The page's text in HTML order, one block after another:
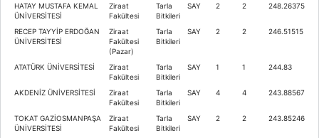
HATAY MUSTAFA KEMAL
ÜNİVERSİTESİ
Ziraat
Fakültesi
Tarla
Bitkileri
SAY 2 2 248.26375
RECEP TAYYİP ERDOĞAN
ÜNİVERSİTESİ
Ziraat
Fakültesi
(Pazar)
Tarla
Bitkileri
SAY 2 2 246.51515
ATATÜRK ÜNİVERSİTESİ
Ziraat
Fakültesi
Tarla
Bitkileri
SAY 1 1 244.83
AKDENİZ ÜNİVERSİTESİ
Ziraat
Fakültesi
Tarla
Bitkileri
SAY 4 4 243.88567
TOKAT GAZİOSMANPAŞA
ÜNİVERSİTESİ
Ziraat
Fakültesi
Tarla
Bitkileri
SAY 2 2 243.85246